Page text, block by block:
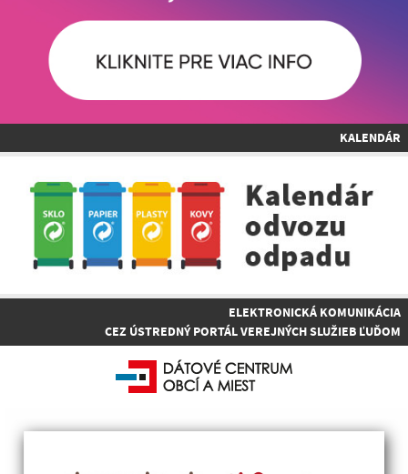
KALENDÁR
ELEKTRONICKÁ KOMUNIKÁCIA
CEZ ÚSTREDNÝ PORTÁL VEREJNÝCH SLUŽIEB ĽUĎOM